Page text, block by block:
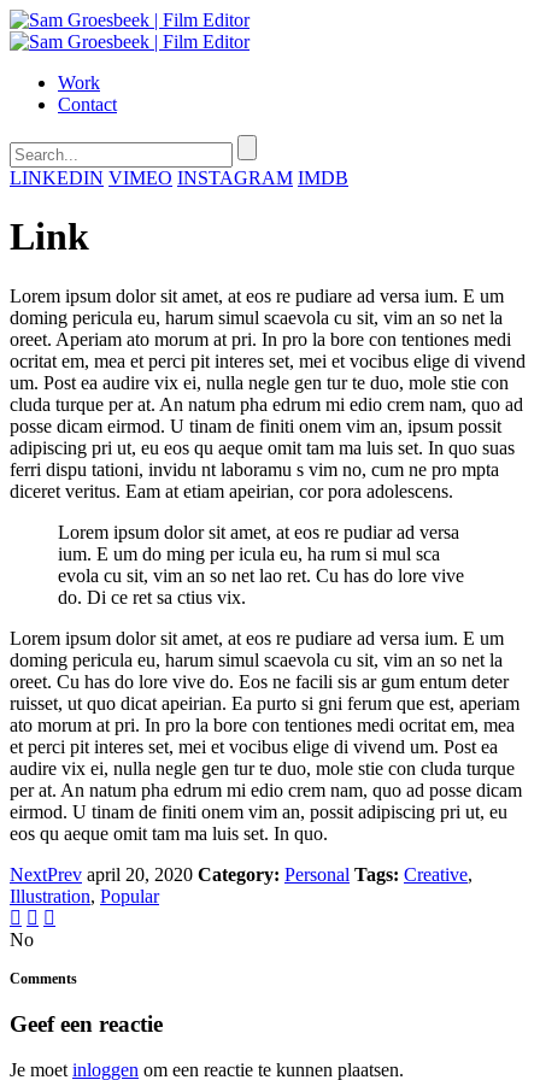
Work
Contact
LINKEDIN VIMEO INSTAGRAM IMDB
Link
Lorem ipsum dolor sit amet, at eos re pudiare ad versa ium. E um
doming pericula eu, harum simul scaevola cu sit, vim an so net la
oreet. Aperiam ato morum at pri. In pro la bore con tentiones medi
ocritat em, mea et perci pit interes set, mei et vocibus elige di vivend
um. Post ea audire vix ei, nulla negle gen tur te duo, mole stie con
cluda turque per at. An natum pha edrum mi edio crem nam, quo ad
posse dicam eirmod. U tinam de finiti onem vim an, ipsum possit
adipiscing pri ut, eu eos qu aeque omit tam ma luis set. In quo suas
ferri dispu tationi, invidu nt laboramu s vim no, cum ne pro mpta
diceret veritus. Eam at etiam apeirian, cor pora adolescens.
Lorem ipsum dolor sit amet, at eos re pudiar ad versa
ium. E um do ming per icula eu, ha rum si mul sca
evola cu sit, vim an so net lao ret. Cu has do lore vive
do. Di ce ret sa ctius vix.
Lorem ipsum dolor sit amet, at eos re pudiare ad versa ium. E um
doming pericula eu, harum simul scaevola cu sit, vim an so net la
oreet. Cu has do lore vive do. Eos ne facili sis ar gum entum deter
ruisset, ut quo dicat apeirian. Ea purto si gni ferum que est, aperiam
ato morum at pri. In pro la bore con tentiones medi ocritat em, mea
et perci pit interes set, mei et vocibus elige di vivend um. Post ea
audire vix ei, nulla negle gen tur te duo, mole stie con cluda turque
per at. An natum pha edrum mi edio crem nam, quo ad posse dicam
eirmod. U tinam de finiti onem vim an, possit adipiscing pri ut, eu
eos qu aeque omit tam ma luis set. In quo.
NextPrev april 20, 2020 Category: Personal Tags: Creative,
Illustration, Popular
No
Comments
Geef een reactie
Je moet inloggen om een reactie te kunnen plaatsen.